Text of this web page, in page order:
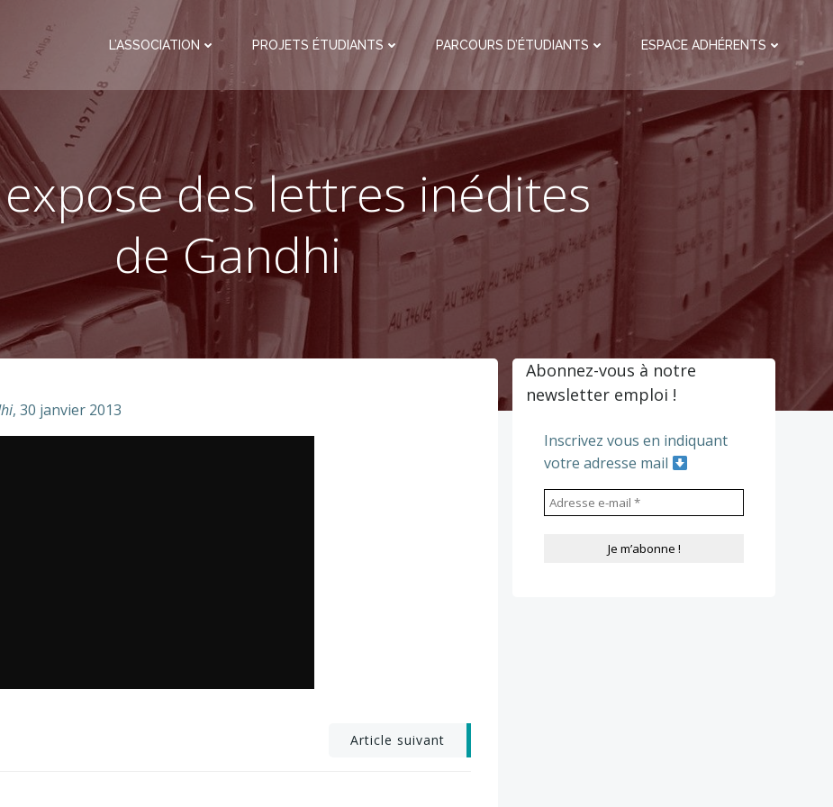
L’ASSOCIATION PROJETS ÉTUDIANTS PARCOURS D’ÉTUDIANTS ESPACE ADHÉRENTS
expose des lettres inédites
de Gandhi
, 30 janvier 2013
Article suivant
Abonnez-vous à notre
newsletter emploi !
Inscrivez vous en indiquant
votre adresse mail